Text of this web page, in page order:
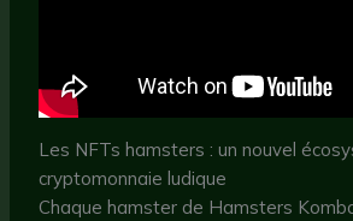
Les NFTs hamsters : un nouvel
cryptomonnaie ludique
Chaque hamster de Hamsters